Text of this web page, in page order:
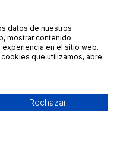
datos de nuestros
mostrar contenido
en el sitio web.
que utilizamos, abre
Rechazar